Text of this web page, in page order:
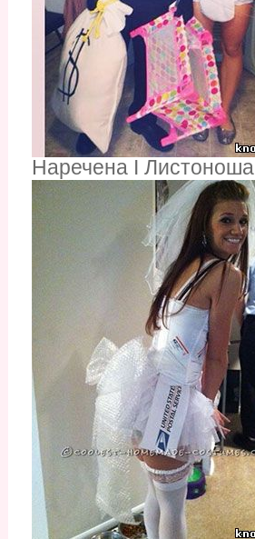
Наречена І Листоноша